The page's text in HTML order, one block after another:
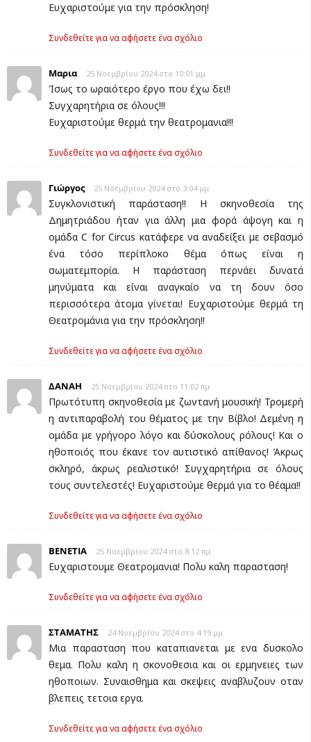
Ευχαριστούμε για την πρόσκληση!
Συνδεθείτε για να αφήσετε ένα σχόλιο
Μαρια 25 Νοεμβρίου 2024 στο 10:01 μμ
Ίσως το ωραιότερο έργο που έχω δει!!
Συγχαρητήρια σε όλους!!!
Ευχαριστούμε θερμά την θεατρομανια!!!
Συνδεθείτε για να αφήσετε ένα σχόλιο
Γιώργος 25 Νοεμβρίου 2024 στο 3:04 μμ
Συγκλονιστική παράσταση!! Η σκηνοθεσία της
Δημητριάδου ήταν για άλλη μια φορά άψογη και η
ομάδα C for Circus κατάφερε να αναδείξει με σεβασμό
ένα τόσο περίπλοκο θέμα όπως είναι η
σωματεμπορία. Η παράσταση περνάει δυνατά
μηνύματα και είναι αναγκαίο να τη δουν όσο
περισσότερα άτομα γίνεται! Ευχαριστούμε θερμά τη
Θεατρομάνια για την πρόσκληση!!
Συνδεθείτε για να αφήσετε ένα σχόλιο
ΔΑΝΑΗ 25 Νοεμβρίου 2024 στο 11:02 πμ
Πρωτότυπη σκηνοθεσία με ζωντανή μουσική! Τρομερή
η αντιπαραβολή του θέματος με την Βίβλο! Δεμένη η
ομάδα με γρήγορο λόγο και δύσκολους ρόλους! Και ο
ηθοποιός που έκανε τον αυτιστικό απίθανος! Άκρως
σκληρό, άκρως ρεαλιστικό! Συγχαρητήρια σε όλους
τους συντελεστές! Ευχαριστούμε θερμά για το θέαμα!!
Συνδεθείτε για να αφήσετε ένα σχόλιο
ΒΕΝΕΤΙΑ 25 Νοεμβρίου 2024 στο 8:12 πμ
Ευχαριστουμε Θεατρομανια! Πολυ καλη παρασταση!
Συνδεθείτε για να αφήσετε ένα σχόλιο
ΣΤΑΜΑΤΗΣ 24 Νοεμβρίου 2024 στο 4:19 μμ
Μια παρασταση που καταπιανεται με ενα δυσκολο
θεμα. Πολυ καλη η σκονοθεσια και οι ερμηνειες των
ηθοποιων. Συναισθημα και σκεψεις αναβλυζουν οταν
βλεπεις τετοια εργα.
Συνδεθείτε για να αφήσετε ένα σχόλιο